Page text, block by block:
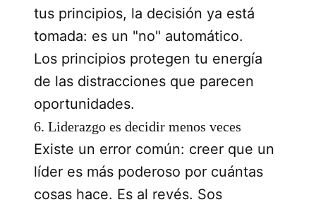
tus principios, la decisión ya está
tomada: es un "no" automático.
Los principios protegen tu energía
de las distracciones que parecen
oportunidades.
6. Liderazgo es decidir menos veces
Existe un error común: creer que un
líder es más poderoso por cuántas
cosas hace. Es al revés. Sos